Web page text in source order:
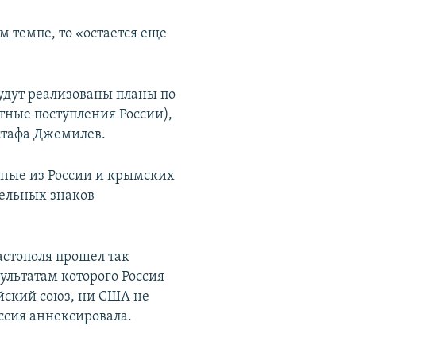
темпе, то «остается еще
реализованы планы по
поступления России),
Джемилев.
из России и крымских
знаков
прошел так
которого Россия
союз, ни США не
аннексировала.